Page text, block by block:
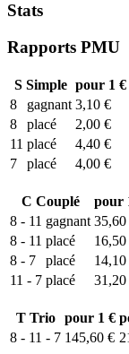
Stats
Rapports PMU
S Simple pour 1 €
8
gagnant 3,10 €
8
placé 2,00 €
11 placé 4,40 €
7
placé 4,00 €
C Couplé pour
8 - 11 gagnant 35,60
8 - 11 placé 16,50
8 - 7
placé 14,10
11 - 7 placé 31,20
TTrio pour 1 €
8 - 11 - 7 145,60 €